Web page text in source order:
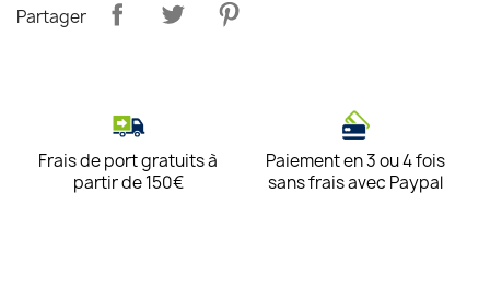
Partager
Frais de port gratuits à
partir de 150€
Paiement en 3 ou 4 fois
sans frais avec Paypal